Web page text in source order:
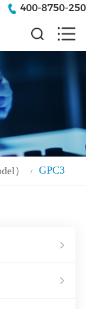
400-8750-250
） / GPC3